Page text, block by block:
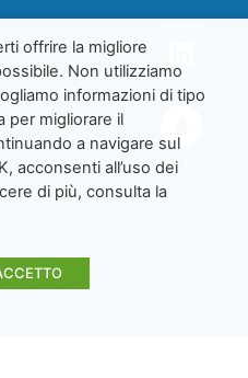
TOP
rights reserved
offrire la migliore
Non utilizziamo
informazioni di tipo
per migliorare il
a navigare sul
acconsenti all’uso dei
di più, consulta la